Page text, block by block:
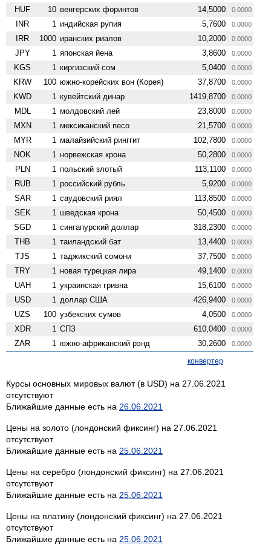
HUF 10 венгерских форинтов 14,5000 0.0000
INR 1 индийская рупия 5,7600 0.0000
IRR 1000 иранских риалов 10,2000 0.0000
JPY 1 японская йена 3,8600 0.0000
KGS 1 киргизский сом 5,0400 0.0000
KRW 100 южно-корейских вон (Корея) 37,8700 0.0000
KWD 1 кувейтский динар 1419,8700 0.0000
MDL 1 молдовский лей 23,8000 0.0000
MXN 1 мексиканский песо 21,5700 0.0000
MYR 1 малайзийский ринггит 102,7800 0.0000
NOK 1 норвежская крона 50,2800 0.0000
PLN 1 польский злотый 113,1100 0.0000
RUB 1 российский рубль 5,9200 0.0000
SAR 1 саудовский риял 113,8500 0.0000
SEK 1 шведская крона 50,4500 0.0000
SGD 1 сингапурский доллар 318,2300 0.0000
THB 1 таиландский бат 13,4400 0.0000
TJS 1 таджикский сомони 37,7500 0.0000
TRY 1 новая турецкая лира 49,1400 0.0000
UAH 1 украинская гривна 15,6100 0.0000
USD 1 доллар США 426,9400 0.0000
UZS 100 узбекских сумов 4,0500 0.0000
XDR 1 СПЗ 610,0400 0.0000
ZAR 1 южно-африканский рэнд 30,2600 0.0000
конвертер
Курсы основных мировых валют (в USD) на 27.06.2021
отсутствуют
Ближайшие данные есть на 26.06.2021
Цены на золото (лондонский фиксинг) на 27.06.2021
отсутствуют
Ближайшие данные есть на 25.06.2021
Цены на серебро (лондонский фиксинг) на 27.06.2021
отсутствуют
Ближайшие данные есть на 25.06.2021
Цены на платину (лондонский фиксинг) на 27.06.2021
отсутствуют
Ближайшие данные есть на 25.06.2021